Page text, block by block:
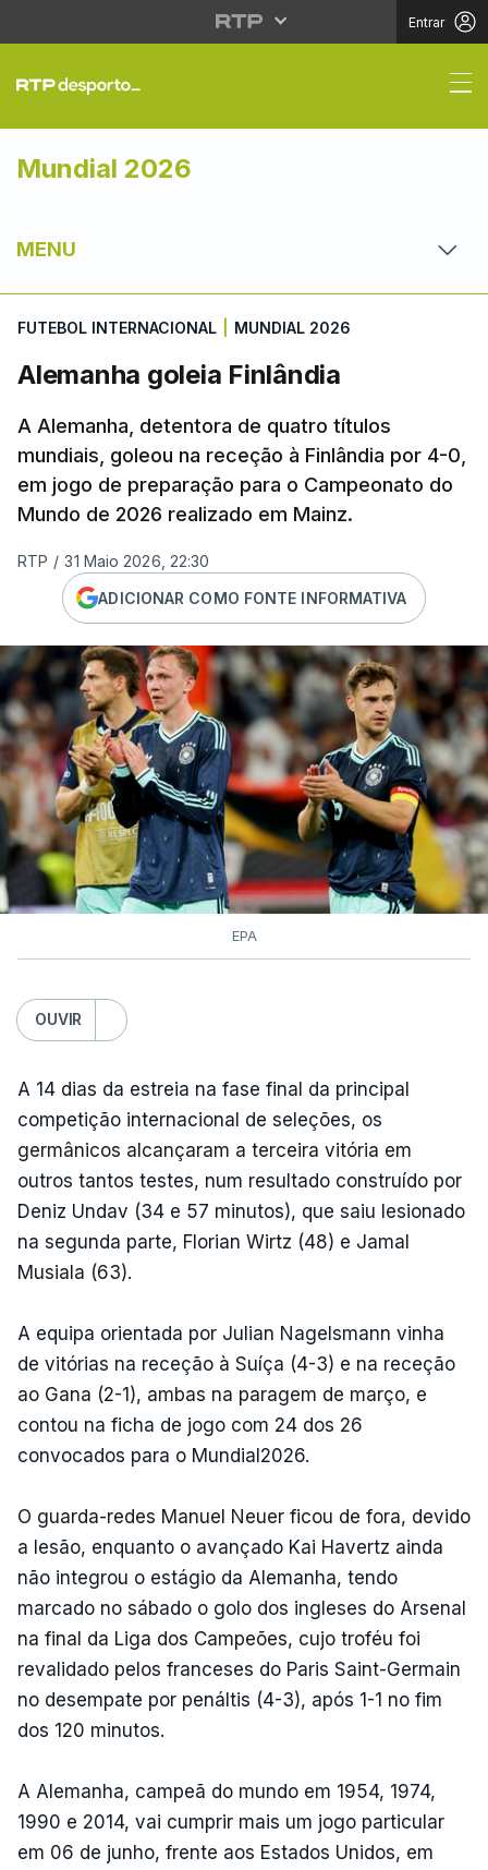
Entrar
Alemanha goleia
Mundial 2026
MENU
FUTEBOL INTERNACIONAL MUNDIAL 2026
Alemanha goleia Finlândia
A Alemanha, detentora de quatro títulos
mundiais, goleou na receção à Finlândia por 4-0,
em jogo de preparação para o Campeonato do
Mundo de 2026 realizado em Mainz.
RTP / 31 Maio 2026, 22:30
ADICIONAR COMO FONTE INFORMATIVA
EPA
OUVIR
A 14 dias da estreia na fase final da principal
competição internacional de seleções, os
germânicos alcançaram a terceira vitória em
outros tantos testes, num resultado construído por
Deniz Undav (34 e 57 minutos), que saiu lesionado
na segunda parte, Florian Wirtz (48) e Jamal
Musiala (63).
A equipa orientada por Julian Nagelsmann vinha
de vitórias na receção à Suíça (4-3) e na receção
ao Gana (2-1), ambas na paragem de março, e
contou na ficha de jogo com 24 dos 26
convocados para o Mundial2026.
O guarda-redes Manuel Neuer ficou de fora, devido
a lesão, enquanto o avançado Kai Havertz ainda
não integrou o estágio da Alemanha, tendo
marcado no sábado o golo dos ingleses do Arsenal
na final da Liga dos Campeões, cujo troféu foi
revalidado pelos franceses do Paris Saint-Germain
no desempate por penáltis (4-3), após 1-1 no fim
dos 120 minutos.
A Alemanha, campeã do mundo em 1954, 1974,
1990 e 2014, vai cumprir mais um jogo particular
em 06 de junho, frente aos Estados Unidos, em